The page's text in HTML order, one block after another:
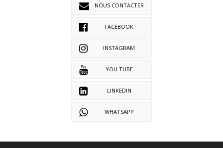
NOUS CONTACTER
FACEBOOK
INSTAGRAM
YOU TUBE
LINKEDIN
WHATSAPP